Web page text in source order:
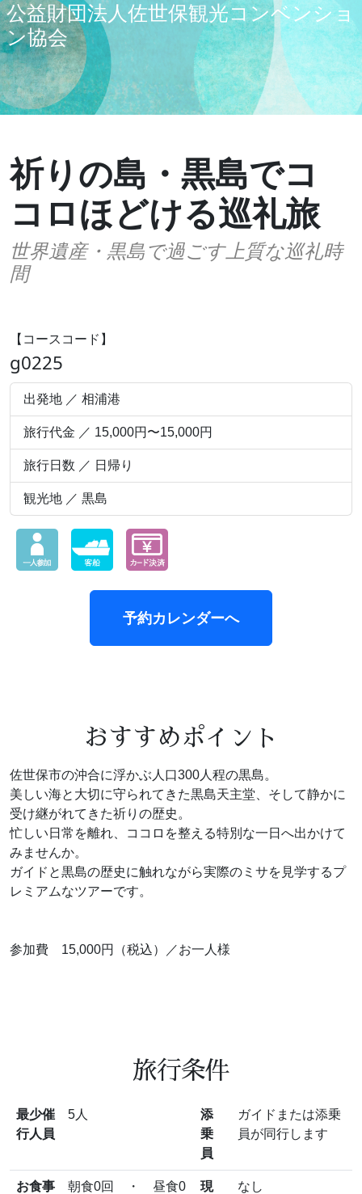
公益財団法人佐世保観光コンベンショ
ン協会
祈りの島・黒島でコ
コロほどける巡礼旅
世界遺産・黒島で過ごす上質な巡礼時
間
【コースコード】
g0225
出発地 ／ 相浦港
旅行代金 ／ 15,000円〜15,000円
旅行日数 ／ 日帰り
観光地 ／ 黒島
予約カレンダーへ
おすすめポイント
佐世保市の沖合に浮かぶ人口300人程の黒島。
美しい海と大切に守られてきた黒島天主堂、そして静かに
受け継がれてきた祈りの歴史。
忙しい日常を離れ、ココロを整える特別な一日へ出かけて
みませんか。
ガイドと黒島の歴史に触れながら実際のミサを見学するプ
レミアムなツアーです。
参加費 15,000円（税込）／お一人様
旅行条件
最少催
行人員
5人
添
乗
員
ガイドまたは添乗
員が同行します
お食事
朝食0回 ・ 昼食0
現
なし